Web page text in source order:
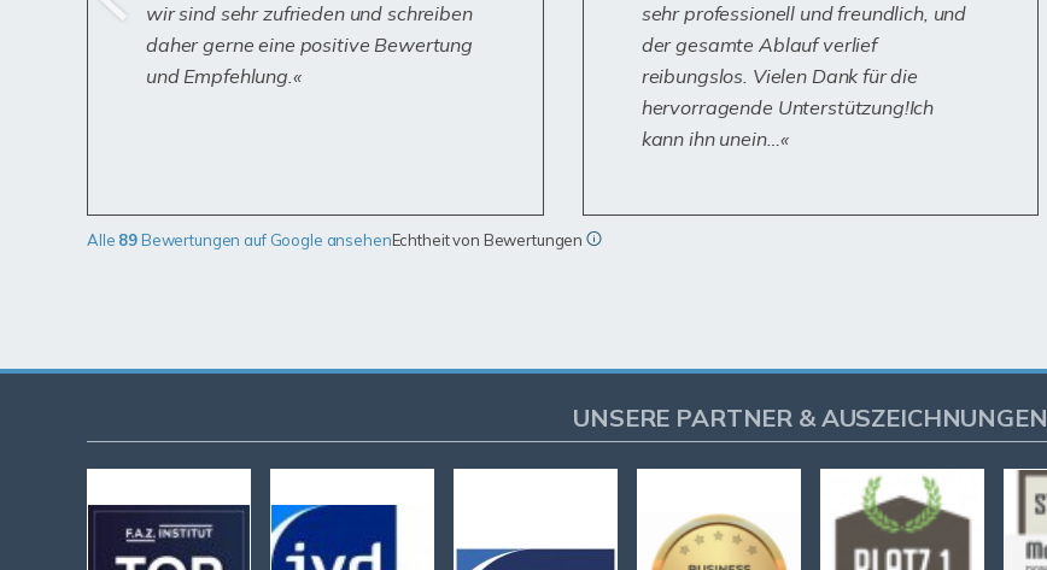
wir sind sehr zufrieden und schreiben
daher gerne eine positive Bewertung
und Empfehlung.
sehr professionell und freundlich, und
der gesamte Ablauf verlief
reibungslos. Vielen Dank für die
hervorragende Unterstützung!Ich
kann ihn unein…
Alle 89 Bewertungen auf Google ansehenEchtheit von Bewertungen
UNSERE PARTNER & AUSZEICHNUNGEN